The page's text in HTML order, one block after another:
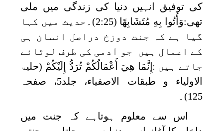
کی توفیق انہیں دنیا کی زندگی میں ملی
تھی:وَأُتُوا بِهِ مُتَشَابِهًا (2:25)۔حدیث میں کہا
گیا ہے کہ جنت دوزخ دراصل انسان ہی
کے اعمال ہیں جو آدمی کی طرف لوٹائے
جاتے ہیں : إِنَّمَا هِيَ أَعْمَالُكُمْ تُرَدُّ إِلَيْكُمْ (حلیۃ
الاولیاء و طبقات الاصفیاء، جلد5، صفحہ
125)۔
اس سے معلوم ہوتاہے کہ جنت میں